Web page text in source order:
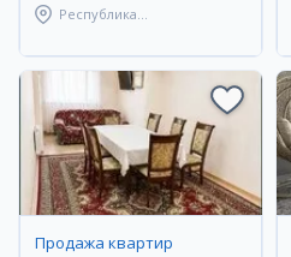
Республика
Берунийский район
Продажа квартир